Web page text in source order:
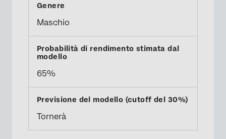
Maschio
65%
Tornerà